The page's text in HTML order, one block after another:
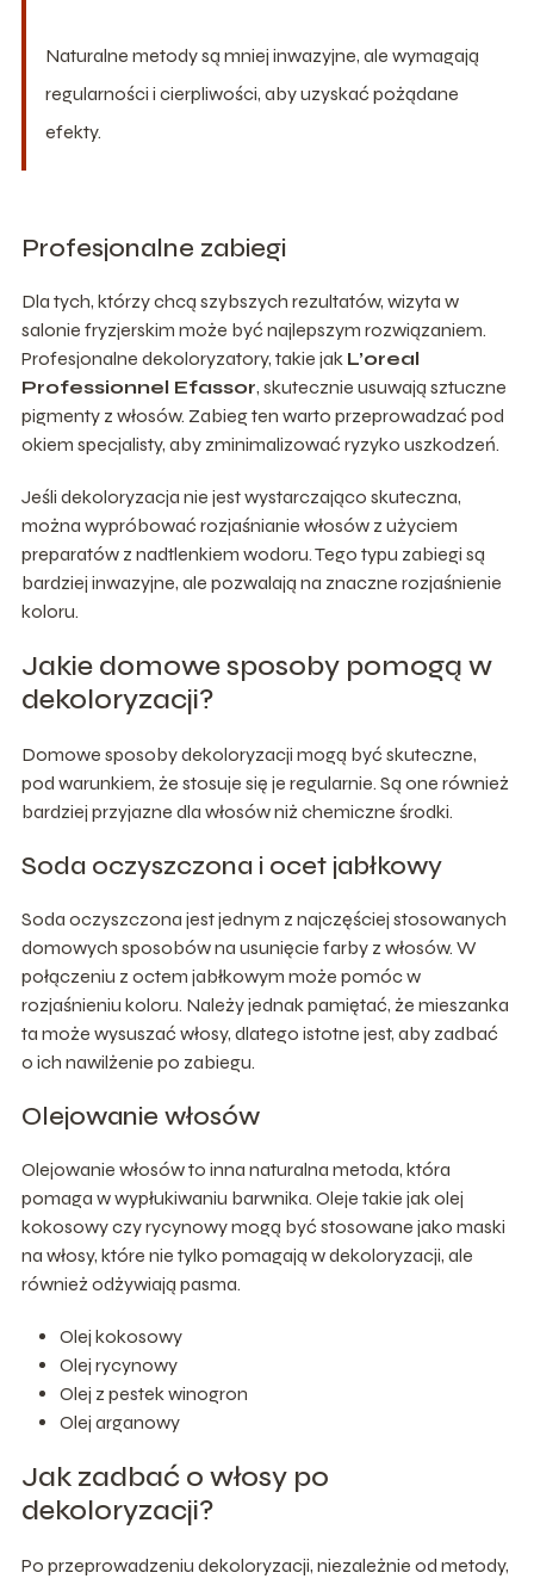
Naturalne metody są mniej inwazyjne, ale wymagają
regularności i cierpliwości, aby uzyskać pożądane
efekty.
Profesjonalne zabiegi
Dla tych, którzy chcą szybszych rezultatów, wizyta w
salonie fryzjerskim może być najlepszym rozwiązaniem.
Profesjonalne dekoloryzatory, takie jak L’oreal
Professionnel Efassor, skutecznie usuwają sztuczne
pigmenty z włosów. Zabieg ten warto przeprowadzać pod
okiem specjalisty, aby zminimalizować ryzyko uszkodzeń.
Jeśli dekoloryzacja nie jest wystarczająco skuteczna,
można wypróbować rozjaśnianie włosów z użyciem
preparatów z nadtlenkiem wodoru. Tego typu zabiegi są
bardziej inwazyjne, ale pozwalają na znaczne rozjaśnienie
koloru.
Jakie domowe sposoby pomogą w
dekoloryzacji?
Domowe sposoby dekoloryzacji mogą być skuteczne,
pod warunkiem, że stosuje się je regularnie. Są one również
bardziej przyjazne dla włosów niż chemiczne środki.
Soda oczyszczona i ocet jabłkowy
Soda oczyszczona jest jednym z najczęściej stosowanych
domowych sposobów na usunięcie farby z włosów. W
połączeniu z octem jabłkowym może pomóc w
rozjaśnieniu koloru. Należy jednak pamiętać, że mieszanka
ta może wysuszać włosy, dlatego istotne jest, aby zadbać
o ich nawilżenie po zabiegu.
Olejowanie włosów
Olejowanie włosów to inna naturalna metoda, która
pomaga w wypłukiwaniu barwnika. Oleje takie jak olej
kokosowy czy rycynowy mogą być stosowane jako maski
na włosy, które nie tylko pomagają w dekoloryzacji, ale
również odżywiają pasma.
Olej kokosowy
Olej rycynowy
Olej z pestek winogron
Olej arganowy
Jak zadbać o włosy po
dekoloryzacji?
Po przeprowadzeniu dekoloryzacji, niezależnie od metody,